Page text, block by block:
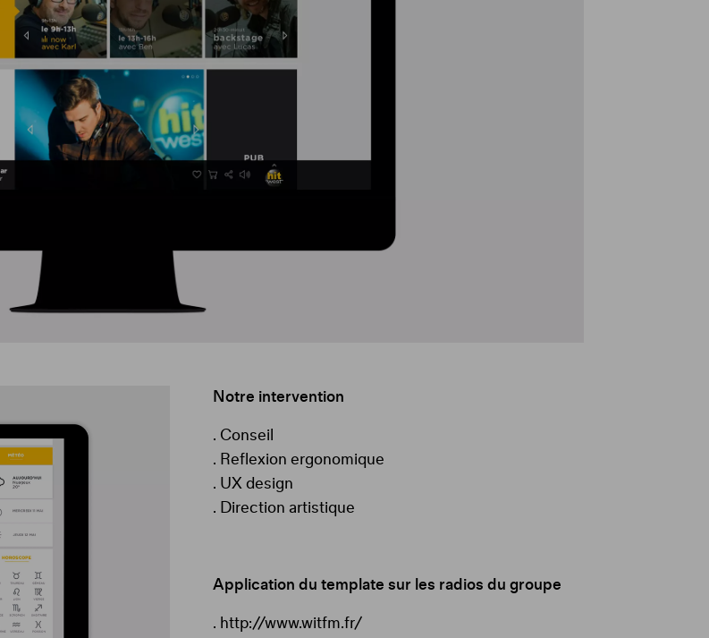
Notre intervention
. Conseil
. Reflexion ergonomique
. UX design
. Direction artistique
Application du template sur les radios du groupe
. http://www.witfm.fr/